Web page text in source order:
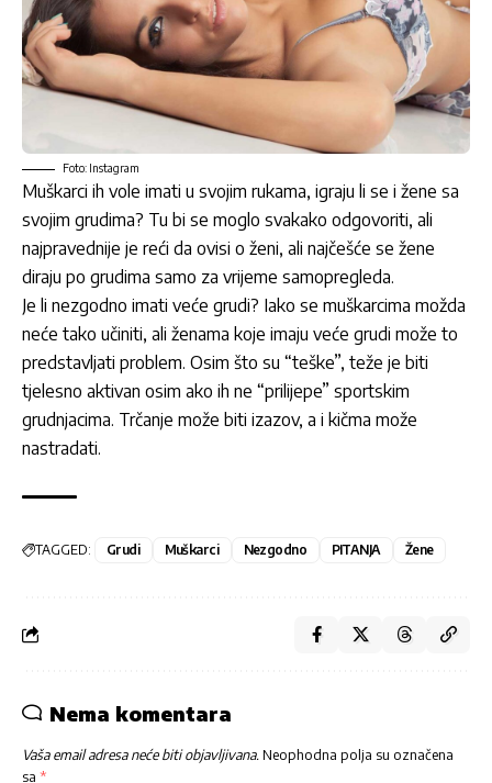
Foto: Instagram
Muškarci ih vole imati u svojim rukama, igraju li se i žene sa
svojim grudima? Tu bi se moglo svakako odgovoriti, ali
najpravednije je reći da ovisi o ženi, ali najčešće se žene
diraju po grudima samo za vrijeme samopregleda.
Je li nezgodno imati veće grudi? Iako se muškarcima možda
neće tako učiniti, ali ženama koje imaju veće grudi može to
predstavljati problem. Osim što su “teške”, teže je biti
tjelesno aktivan osim ako ih ne “prilijepe” sportskim
grudnjacima. Trčanje može biti izazov, a i kičma može
nastradati.
TAGGED: Grudi Muškarci Nezgodno PITANJA Žene
Nema komentara
Vaša email adresa neće biti objavljivana. Neophodna polja su označena
sa *